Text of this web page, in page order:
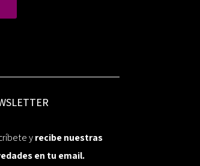
yrecibe nuestras
en tu email.